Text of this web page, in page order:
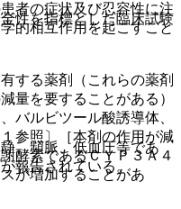
性を指標とした臨床試験
、頻脈、低血圧等であ
報告されている。
者の症状及び忍容性に注
的相互作用を起こすこと
する薬剤（これらの薬剤
量を要することがある）
バルビツール酸誘導体、
参照〕［本剤の作用が減
酵素であるＣＹＰ３Ａ４
が増加することがあ